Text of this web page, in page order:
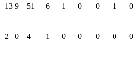
13 9 51 6 1 0 0 1
0
2 0 4 1 0 0 0 0
0